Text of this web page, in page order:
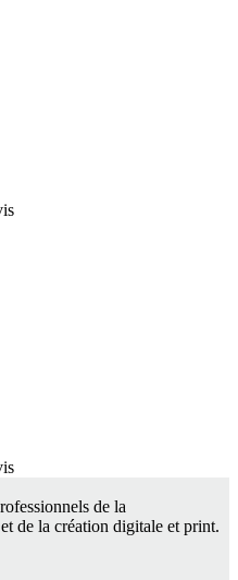
de la
de la création digitale et print.